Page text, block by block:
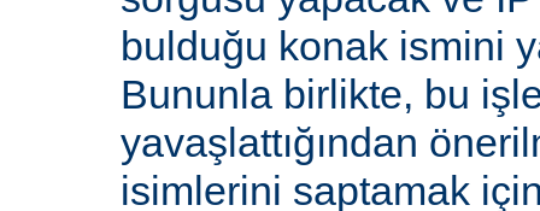
bulduğu konak ismini
Bununla birlikte, bu
yavaşlattığından
isimlerini saptamak